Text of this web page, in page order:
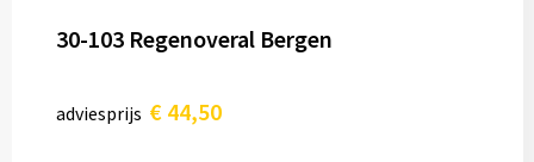
30-103 Regenoveral Bergen
adviesprijs € 44,50